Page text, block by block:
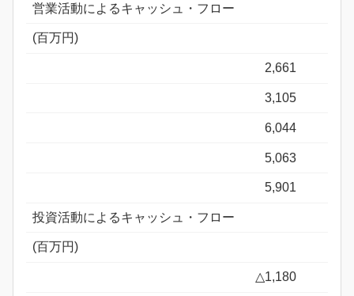
営業活動によるキャッシュ・フロー
(百万円)
2,661
3,105
6,044
5,063
5,901
投資活動によるキャッシュ・フロー
(百万円)
△1,180